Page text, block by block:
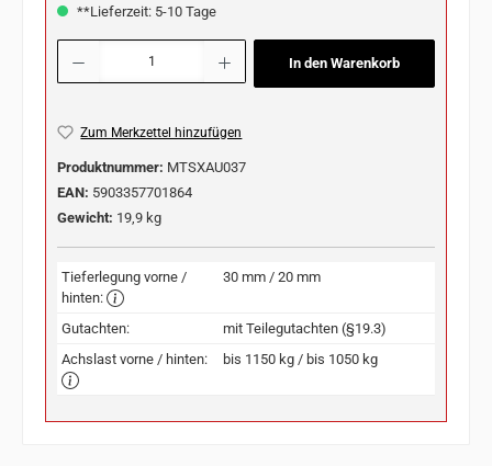
**Lieferzeit: 5-10 Tage
Produkt Anzahl: Gib den gewünschten Wert ein oder benutze die Schaltflächen
In den Warenkorb
Zum Merkzettel hinzufügen
Produktnummer: MTSXAU037
EAN: 5903357701864
Gewicht: 19,9 kg
Tieferlegung vorne /
hinten:
30 mm / 20 mm
Gutachten:
mit Teilegutachten (§19.3)
Achslast vorne / hinten:
bis 1150 kg / bis 1050 kg